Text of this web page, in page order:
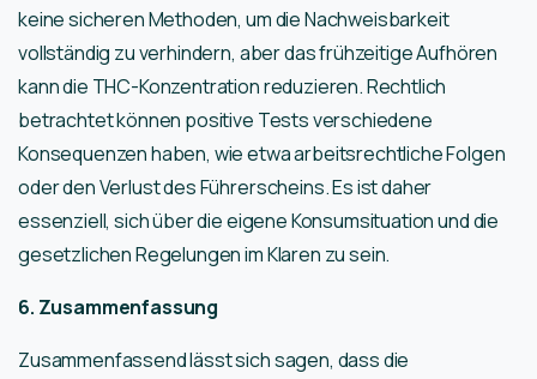
keine sicheren Methoden, um die Nachweisbarkeit
vollständig zu verhindern, aber das frühzeitige Aufhören
kann die THC-Konzentration reduzieren. Rechtlich
betrachtet können positive Tests verschiedene
Konsequenzen haben, wie etwa arbeitsrechtliche Folgen
oder den Verlust des Führerscheins. Es ist daher
essenziell, sich über die eigene Konsumsituation und die
gesetzlichen Regelungen im Klaren zu sein.
6. Zusammenfassung
Zusammenfassend lässt sich sagen, dass die